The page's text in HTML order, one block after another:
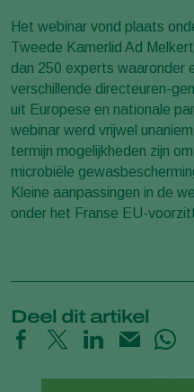
Het webinar vond plaats
Tweede Kamerlid Ad
dan 250 experts waaronder
verschillende directeuren-
uit Europese en nationale
webinar werd vrijwel
termijn mogelijkheden zijn
microbiële
Kleine aanpassingen in de
onder het Franse EU-
Deel dit artikel